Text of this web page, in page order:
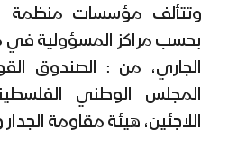
وتتألف مؤسسات منظمة
بحسب مراكز المسؤولية في
الجاري، من : الصندوق
المجلس الوطني
اللاجئين، هيئة مقاومة